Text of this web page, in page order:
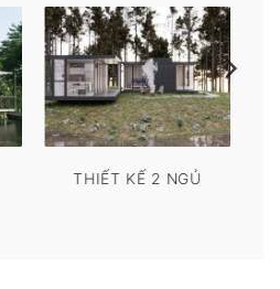
THIẾT KẾ 2 NGỦ